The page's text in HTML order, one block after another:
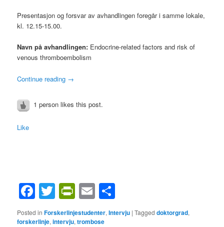
Presentasjon og forsvar av avhandlingen foregår i samme lokale,
kl. 12.15-15.00.
Navn på avhandlingen: Endocrine-related factors and risk of
venous thromboembolism
Continue reading →
1 person likes this post.
Like
Facebook
Twitter
PrintFriendly
Email
Posted in Forskerlinjestudenter,Intervju |Tagged doktorgrad,
forskerlinje,intervju,trombose